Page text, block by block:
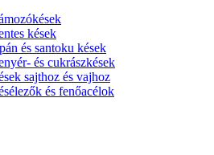
kések
és santoku kések
és cukrászkések
sajthoz és vajhoz
és fenőacélok